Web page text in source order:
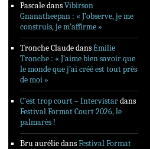
PascaledansVibirson
Gnanatheepan : « J’observe, je me
construis, je m’affirme »
Tronche ClaudedansÉmilie
Tronche : « J’aime bien savoir que
le monde que j’ai créé est tout près
de moi »
C’est trop court – Intervistardans
Festival Format Court 2026, le
palmarès !
Bru auréliedansFestival Format